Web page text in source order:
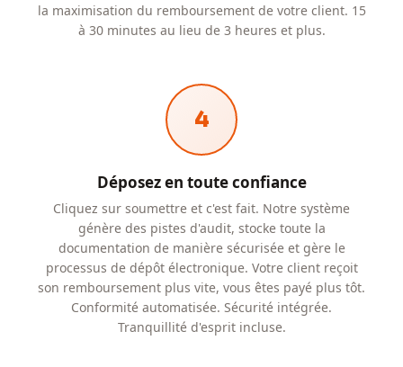
la maximisation du remboursement de votre client. 15
à 30 minutes au lieu de 3 heures et plus.
4
Déposez en toute confiance
Cliquez sur soumettre et c'est fait. Notre système
génère des pistes d'audit, stocke toute la
documentation de manière sécurisée et gère le
processus de dépôt électronique. Votre client reçoit
son remboursement plus vite, vous êtes payé plus tôt.
Conformité automatisée. Sécurité intégrée.
Tranquillité d'esprit incluse.